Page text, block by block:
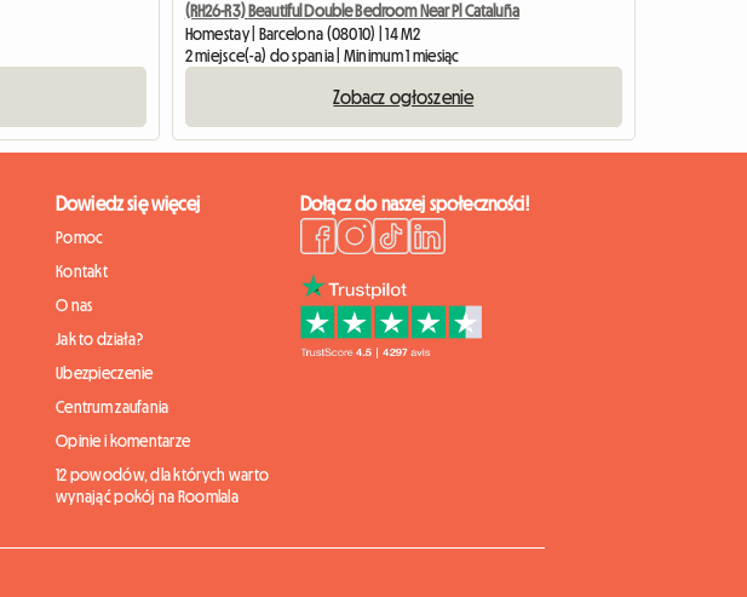
(RH26-R3) Beautiful Double Bedroom Near Pl Cataluña
Homestay | Barcelona (08010) | 14 M2
2 miejsce(-a) do spania | Minimum 1 miesiąc
Zobacz ogłoszenie
Dowiedz się więcej
Pomoc
Kontakt
O nas
Jak to działa?
Ubezpieczenie
Centrum zaufania
Opinie i komentarze
12 powodów, dla których warto
wynająć pokój na Roomlala
Dołącz do naszej społeczności!